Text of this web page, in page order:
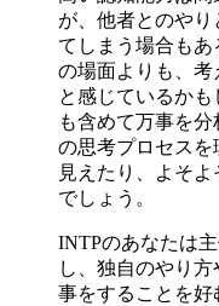
が、他者とのや
てしまう場合も
の場面よりも、
と感じているか
も含めて万事を
の思考プロセスを
見えたり、よそ
でしょう。
INTPのあなたは
し、独自のやり
事をすることを